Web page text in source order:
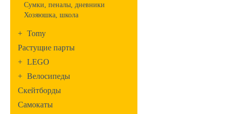
Сумки, пеналы, дневники
Хозяюшка, школа
+ Tomy
Растущие парты
+ LEGO
+ Велосипеды
Скейтборды
Самокаты